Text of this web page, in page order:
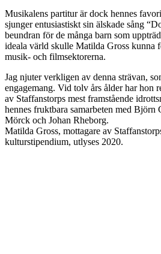
Musikalens partitur är dock hennes
sjunger entusiastiskt sin älskade sång
beundran för de många barn som
ideala värld skulle Matilda Gross kunna
musik- och filmsektorerna.
Jag njuter verkligen av denna strävan,
engagemang. Vid tolv års ålder har hon
av Staffanstorps mest framstående
hennes fruktbara samarbeten med Björn
Mörck och Johan Rheborg.
Matilda Gross, mottagare av
kulturstipendium, utlyses 2020.